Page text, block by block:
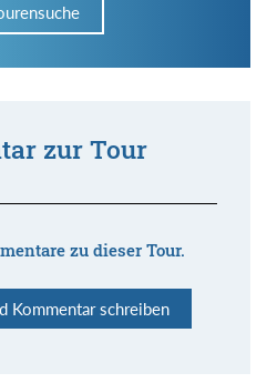
zur Tour
zu dieser Tour.
Kommentar schreiben